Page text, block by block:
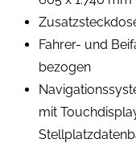
Fahrer- und
bezogen
mit